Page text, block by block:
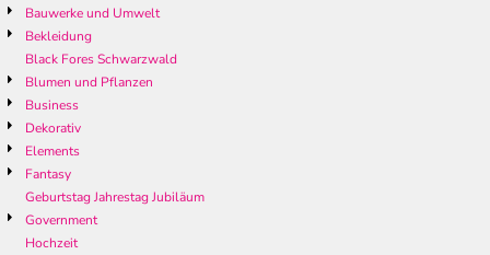
Bauwerke und Umwelt
Bekleidung
Black Fores Schwarzwald
Blumen und Pflanzen
Business
Dekorativ
Elements
Fantasy
Geburtstag Jahrestag Jubiläum
Government
Hochzeit